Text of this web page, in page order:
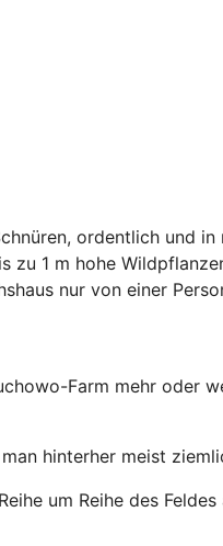
ordentlich und
zu 1 m hohe
nur von einer
Farm mehr oder
hinterher meist
um Reihe des